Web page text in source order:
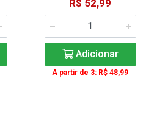
R$ 52,99
Adicionar
A partir de 3: R$ 48,99